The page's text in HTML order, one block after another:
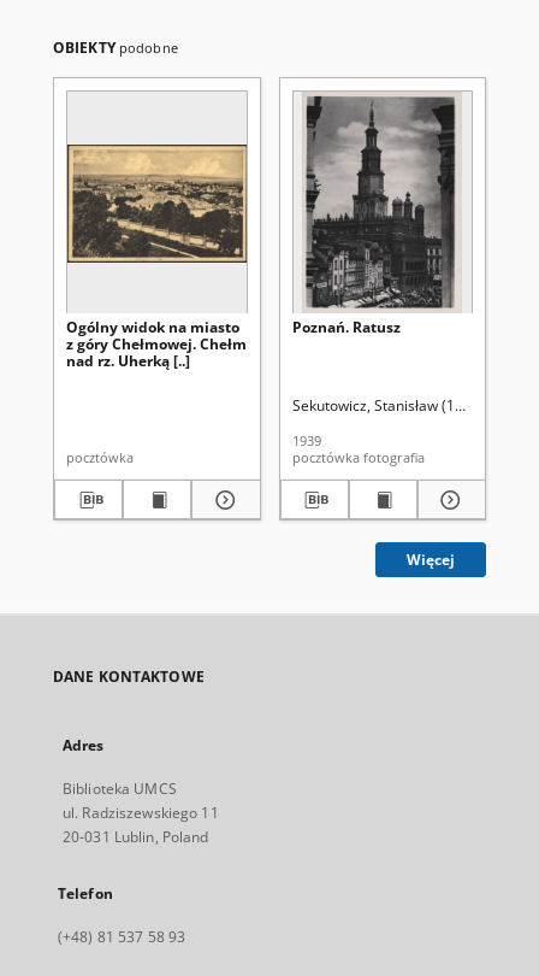
OBIEKTY podobne
Ogólny widok na miasto
z góry Chełmowej. Chełm
nad rz. Uherką [..]
pocztówka
Poznań. Ratusz
Sekutowicz, Stanisław (1907-1944).
1939
pocztówka fotografia
Więcej
DANE KONTAKTOWE
Adres
Biblioteka UMCS
ul. Radziszewskiego 11
20-031 Lublin, Poland
Telefon
(+48) 81 537 58 93